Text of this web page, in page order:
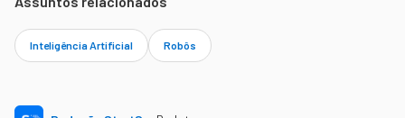
Inteligência Artificial Robôs